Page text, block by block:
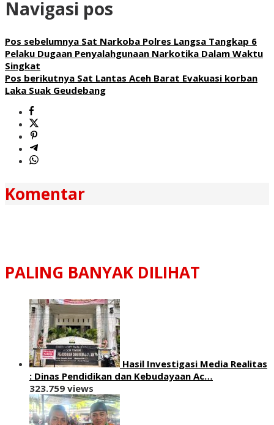
Navigasi pos
Pos sebelumnya Sat Narkoba Polres Langsa Tangkap 6
Pelaku Dugaan Penyalahgunaan Narkotika Dalam Waktu
Singkat
Pos berikutnya Sat Lantas Aceh Barat Evakuasi korban
Laka Suak Geudebang
Komentar
PALING BANYAK DILIHAT
Hasil Investigasi Media Realitas
: ‎Dinas Pendidikan dan Kebudayaan Ac…
323.759 views